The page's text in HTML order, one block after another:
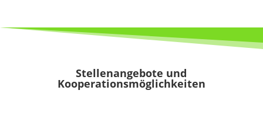
Stellenangebote und
Kooperationsmöglichkeiten